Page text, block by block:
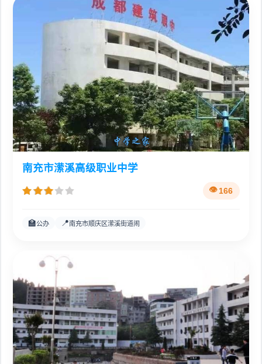
南充市潆溪高级职业中学
166
🏫公办 📍南充市顺庆区潆溪街道闹